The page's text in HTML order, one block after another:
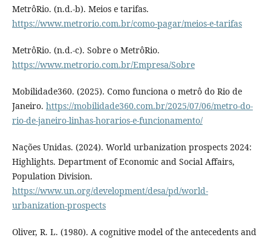
MetrôRio. (n.d.-b). Meios e tarifas.
https://www.metrorio.com.br/como-pagar/meios-e-tarifas
MetrôRio. (n.d.-c). Sobre o MetrôRio.
https://www.metrorio.com.br/Empresa/Sobre
Mobilidade360. (2025). Como funciona o metrô do Rio de
Janeiro. https://mobilidade360.com.br/2025/07/06/metro-do-
rio-de-janeiro-linhas-horarios-e-funcionamento/
Nações Unidas. (2024). World urbanization prospects 2024:
Highlights. Department of Economic and Social Affairs,
Population Division.
https://www.un.org/development/desa/pd/world-
urbanization-prospects
Oliver, R. L. (1980). A cognitive model of the antecedents and